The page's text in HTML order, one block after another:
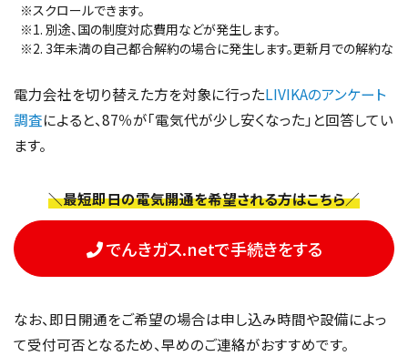
※スクロールできます。
※1. 別途、国の制度対応費用などが発生します。
※2. 3年未満の自己都合解約の場合に発生します。更新月での解約など
電力会社を切り替えた方を対象に行ったLIVIKAのアンケート
調査によると、87％が「電気代が少し安くなった」と回答してい
ます。
＼最短即日の電気開通を希望される方はこちら／
でんきガス.netで手続きをする
なお、即日開通をご希望の場合は申し込み時間や設備によっ
て受付可否となるため、早めのご連絡がおすすめです。